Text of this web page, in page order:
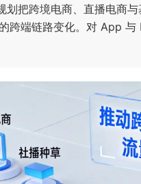
划把跨境电商、直播电商
跨端链路变化。对 App